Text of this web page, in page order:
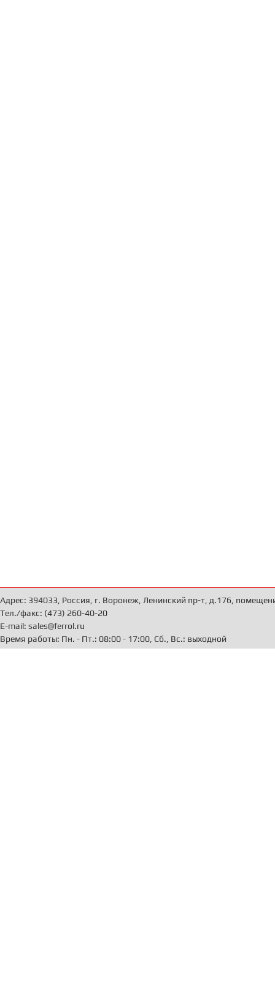
Адрес: 394033, Россия, г. Воронеж, Ленинский пр-т, д.176,
Тел./факс: (473) 260-40-20
E-mail: sales@ferrol.ru
Время работы: Пн. - Пт.: 08:00 - 17:00, Сб., Вс.: выходной